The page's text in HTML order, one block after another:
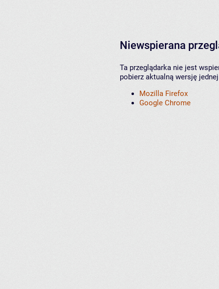
Niewspierana
Ta przeglądarka nie jest
pobierz aktualną wersję
Mozilla Firefox
Google Chrome